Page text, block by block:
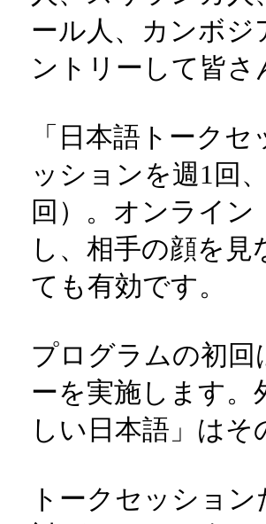
ディから母国
の自己肯定感
「日本語トー
人、スリラン
ル人、カンボ
トリーして皆
「日本語トー
ッションを週
回）。オンラ